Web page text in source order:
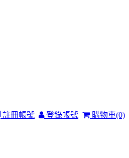
購物車(0)
登錄帳號
註冊帳號